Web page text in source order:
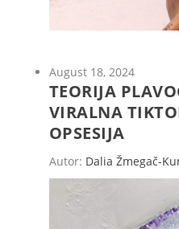
August 18, 2024
TEORIJA
VIRALNA
OPSESIJA
Autor: Dalia Žmegač-